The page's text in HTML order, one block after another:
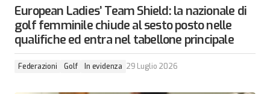
European Ladies’ Team Shield: la nazionale di
golf femminile chiude al sesto posto nelle
qualifiche ed entra nel tabellone principale
Federazioni Golf In evidenza 29 Luglio 2026